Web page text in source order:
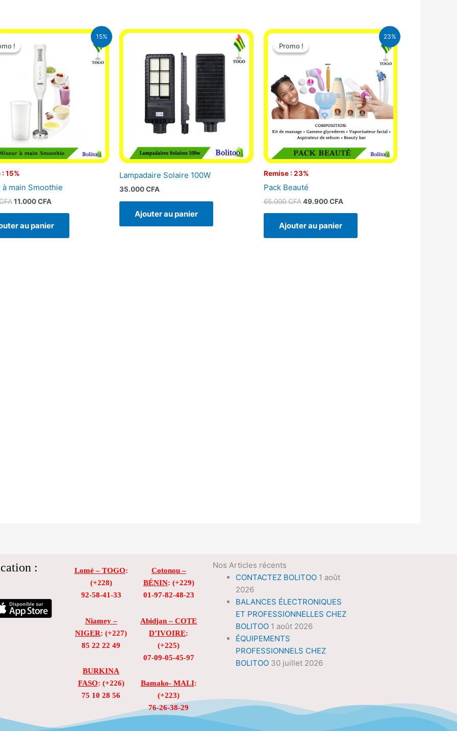
15%
!
15%
!
à main Smoothie
Le
prix
initial
12.900 CFA.
11.000CFA
Le
11.000 CFA.
au panier
Lampadaire Solaire 100W
35.000CFA
Ajouter au panier
23%
Promo !
Remise : 23%
Promo !
Pack Beauté
65.000CFA
Le
prix
initial
65.000 CFA.
49.900CFA
Le
49.900 CFA.
Ajouter au panier
: Lomé – TOGO:
(+228)
92-58-41-33
Niamey –
NIGER: (+227)
85 22 22 49
BURKINA
FASO: (+226)
75 10 28 56
Cotonou –
BÉNIN: (+229)
01-97-82-48-23
Abidjan – COTE
D’IVOIRE:
(+225)
07-09-05-45-97
Bamako- MALI:
(+223)
76-26-38-29
Nos Articles récents
CONTACTEZ BOLITOO 1 août
2026
BALANCES ÉLECTRONIQUES
ET PROFESSIONNELLES CHEZ
BOLITOO 1 août 2026
ÉQUIPEMENTS
PROFESSIONNELS CHEZ
BOLITOO 30 juillet 2026